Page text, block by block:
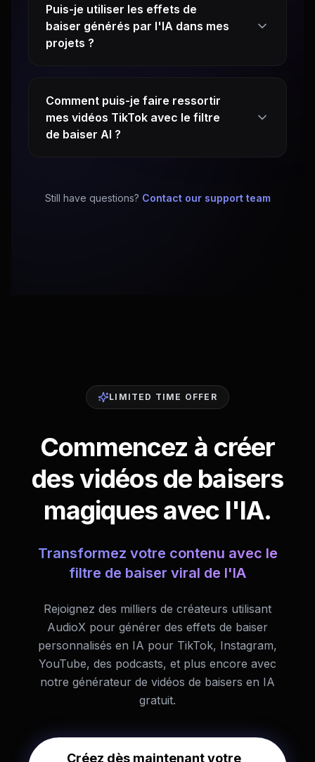
Puis-je utiliser les effets de
baiser générés par l'IA dans mes
projets ?
Comment puis-je faire ressortir
mes vidéos TikTok avec le filtre
de baiser AI ?
Still have questions? Contact our support team
LIMITED TIME OFFER
Commencez à créer
des vidéos de baisers
magiques avec l'IA.
Transformez votre contenu avec le
filtre de baiser viral de l'IA
Rejoignez des milliers de créateurs utilisant
AudioX pour générer des effets de baiser
personnalisés en IA pour TikTok, Instagram,
YouTube, des podcasts, et plus encore avec
notre générateur de vidéos de baisers en IA
gratuit.
Créez dès maintenant votre